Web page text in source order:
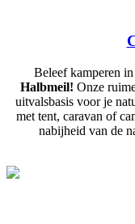
Beleef kamperen
Halbmeil! Onze
uitvalsbasis voor je
met tent, caravan of
nabijheid van de